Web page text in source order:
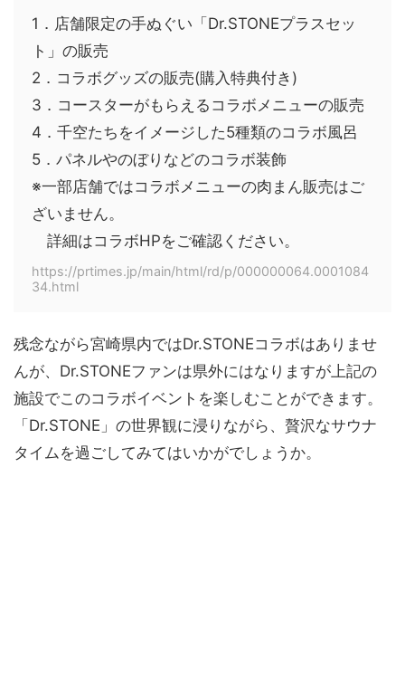
1．店舗限定の手ぬぐい「Dr.STONEプラスセッ
ト」の販売
2．コラボグッズの販売(購入特典付き)
3．コースターがもらえるコラボメニューの販売
4．千空たちをイメージした5種類のコラボ風呂
5．パネルやのぼりなどのコラボ装飾
※一部店舗ではコラボメニューの肉まん販売はご
ざいません。
詳細はコラボHPをご確認ください。
https://prtimes.jp/main/html/rd/p/000000064.0001084
34.html
残念ながら宮崎県内ではDr.STONEコラボはありませ
んが、Dr.STONEファンは県外にはなりますが上記の
施設でこのコラボイベントを楽しむことができます。
「Dr.STONE」の世界観に浸りながら、贅沢なサウナ
タイムを過ごしてみてはいかがでしょうか。